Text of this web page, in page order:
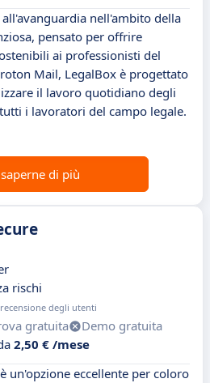
nell'ambito della
pensato per offrire
ai professionisti del
Mail, LegalBox è progettato
il lavoro quotidiano degli
i lavoratori del campo legale.
di più
rischi
degli utenti
gratuita
Demo gratuita
2,50 € /mese
un'opzione eccellente per coloro